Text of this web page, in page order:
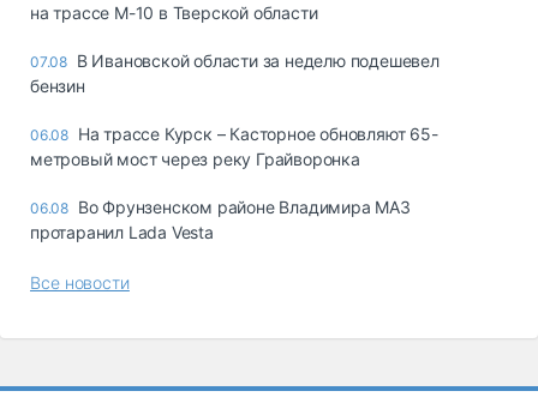
на трассе М-10 в Тверской области
07.08 В Ивановской области за неделю подешевел
бензин
06.08 На трассе Курск – Касторное обновляют 65-
метровый мост через реку Грайворонка
06.08 Во Фрунзенском районе Владимира МАЗ
протаранил Lada Vesta
Все новости